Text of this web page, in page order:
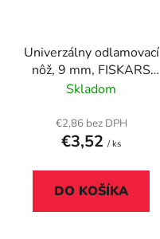
Univerzálny odlamovací
nôž, 9 mm, FISKARS
"Professional"
Skladom
€2,86 bez DPH
€3,52 / ks
DO KOŠÍKA